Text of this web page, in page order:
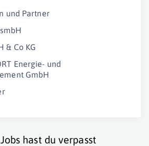
und Partner
& Co KG
Energie- und
GmbH
hast du verpasst